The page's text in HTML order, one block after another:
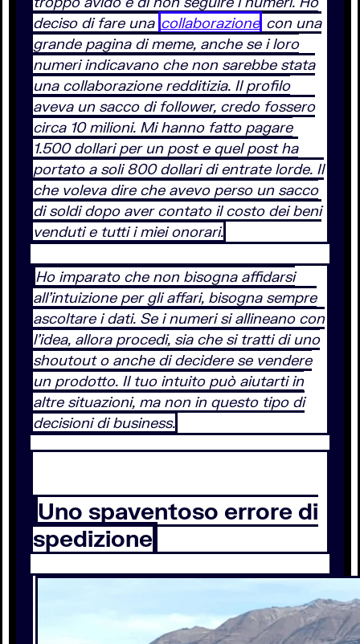
deciso di fare una collaborazione con una
grande pagina di meme, anche se i loro
numeri indicavano che non sarebbe stata
una collaborazione redditizia. Il profilo
aveva un sacco di follower, credo fossero
circa 10 milioni. Mi hanno fatto pagare
1.500 dollari per un post e quel post ha
portato a soli 800 dollari di entrate lorde. Il
che voleva dire che avevo perso un sacco
di soldi dopo aver contato il costo dei beni
venduti e tutti i miei onorari.
Ho imparato che non bisogna affidarsi
all’intuizione per gli affari, bisogna sempre
ascoltare i dati. Se i numeri si allineano con
l’idea, allora procedi, sia che si tratti di uno
shoutout o anche di decidere se vendere
un prodotto. Il tuo intuito può aiutarti in
altre situazioni, ma non in questo tipo di
decisioni di business.
Uno spaventoso errore di
spedizione